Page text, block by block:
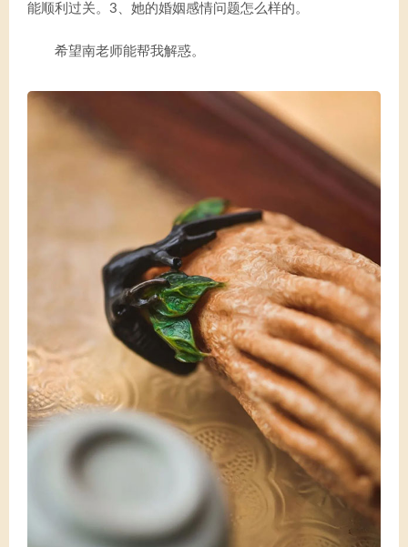
能顺利过关。3、她的婚姻感情问题怎么样的。
希望南老师能帮我解惑。